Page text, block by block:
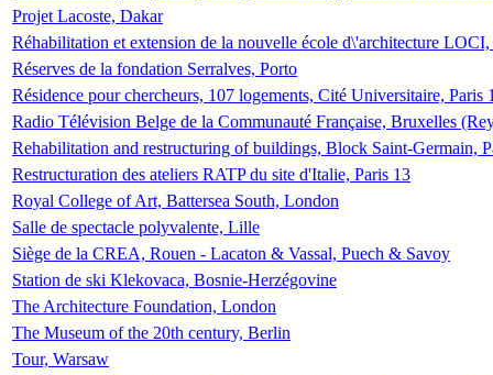
Projet Lacoste, Dakar
Réhabilitation et extension de la nouvelle école d\'architecture
Réserves de la fondation Serralves, Porto
Résidence pour chercheurs, 107 logements, Cité Universitaire, Paris
Radio Télévision Belge de la Communauté Française, Bruxelles
Rehabilitation and restructuring of buildings, Block Saint-Germain,
Restructuration des ateliers RATP du site d'Italie, Paris 13
Royal College of Art, Battersea South, London
Salle de spectacle polyvalente, Lille
Siège de la CREA, Rouen - Lacaton & Vassal, Puech & Savoy
Station de ski Klekovaca, Bosnie-Herzégovine
The Architecture Foundation, London
The Museum of the 20th century, Berlin
Tour, Warsaw